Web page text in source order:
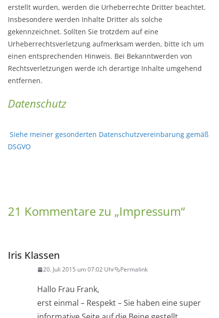
erstellt wurden, werden die Urheberrechte Dritter beachtet.
Insbesondere werden Inhalte Dritter als solche
gekennzeichnet. Sollten Sie trotzdem auf eine
Urheberrechtsverletzung aufmerksam werden, bitte ich um
einen entsprechenden Hinweis. Bei Bekanntwerden von
Rechtsverletzungen werde ich derartige Inhalte umgehend
entfernen.
Datenschutz
Siehe meiner gesonderten Datenschutzvereinbarung gemäß
DSGVO
21 Kommentare zu „Impressum“
Iris Klassen
20. Juli 2015 um 07:02 Uhr Permalink
Hallo Frau Frank,
erst einmal – Respekt – Sie haben eine super